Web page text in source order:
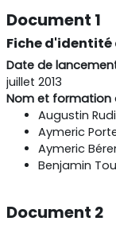
Document 1
Fiche d'identité
Date de
juillet 2013
Nom et formation
Augustin
Aymeric Porte
Aymeric
Benjamin
Document 2